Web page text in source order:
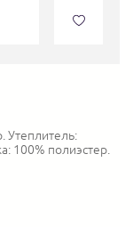
Утеплитель:
100% полиэстер.